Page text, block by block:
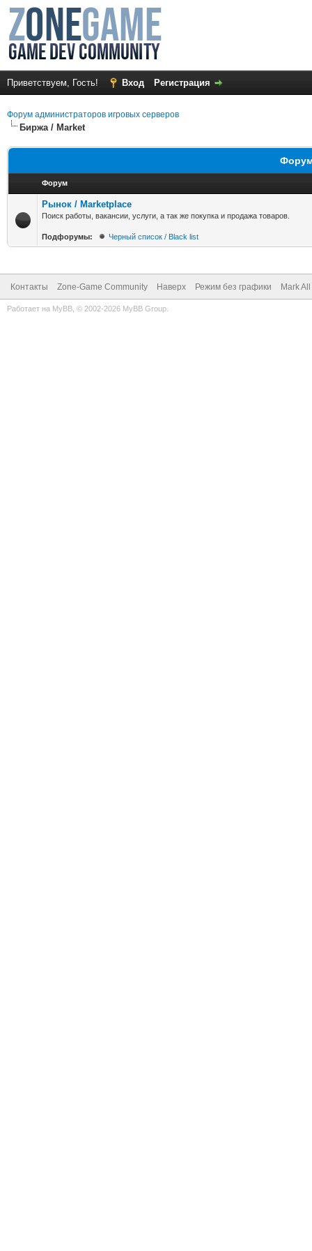
Приветствуем, Гость! Вход Регистрация
Форум администраторов игровых серверов
Биржа / Market
Форум
Рынок / Marketplace
Поиск работы, вакансии, услуги, а так же покупка и продажа товаров.
Подфорумы: Черный список / Black list
Контакты Zone-Game Community Наверх Режим без графики Mark
Работает на MyBB , © 2002-2026 MyBB Group